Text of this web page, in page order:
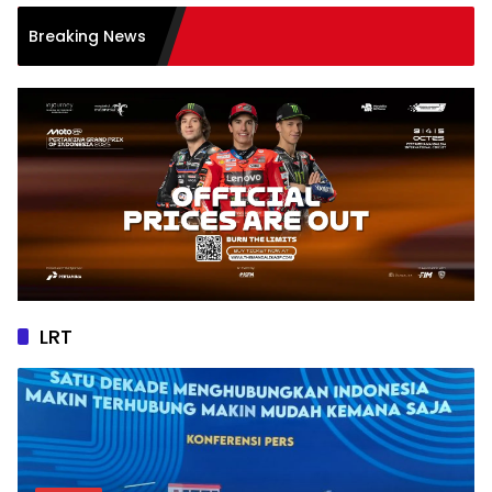
Breaking News
LRT